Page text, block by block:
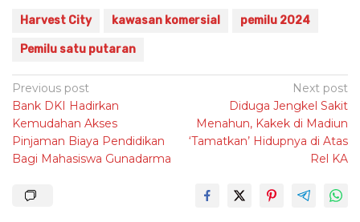
Harvest City kawasan komersial pemilu 2024
Pemilu satu putaran
Post
navigation
Previous post
Bank DKI Hadirkan
Kemudahan Akses
Pinjaman Biaya Pendidikan
Bagi Mahasiswa Gunadarma
Next post
Diduga Jengkel Sakit
Menahun, Kakek di Madiun
‘Tamatkan’ Hidupnya di Atas
Rel KA